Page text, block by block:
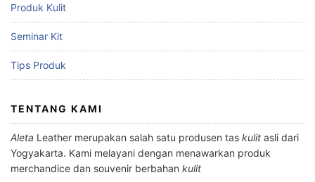
Produk Kulit
Seminar Kit
Tips Produk
TENTANG KAMI
Aleta Leather merupakan salah satu produsen tas kulit asli dari
Yogyakarta. Kami melayani dengan menawarkan produk
merchandice dan souvenir berbahan kulit